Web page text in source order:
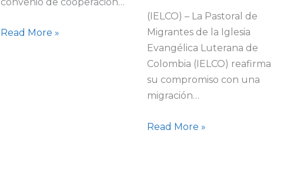
Read More »
(IELCO) – La Pastoral de
Migrantes de la Iglesia
Evangélica Luterana de
Colombia (IELCO) reafirma
su compromiso con una
migración…
Read More »